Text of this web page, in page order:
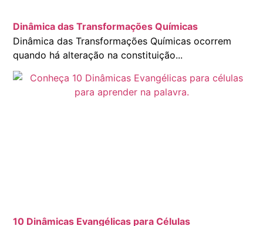
Dinâmica das Transformações Químicas
Dinâmica das Transformações Químicas ocorrem
quando há alteração na constituição...
10 Dinâmicas Evangélicas para Células